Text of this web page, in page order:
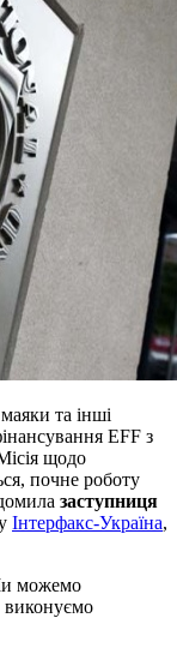
та інші
EFF з
щодо
почне роботу
заступниця
Інтерфакс-Україна,
можемо
виконуємо